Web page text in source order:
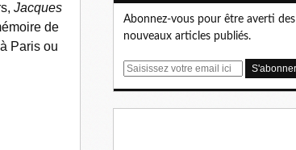
Jacques
de
à Paris ou
Abonnez-vous pour être averti des
nouveaux articles publiés.
E